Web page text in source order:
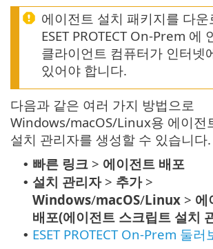
에이전트 설치 패키지를 다운
ESET PROTECT On-Prem 에
클라이언트 컴퓨터가 인터넷
있어야 합니다.
다음과 같은 여러 가지 방법으로
Windows/macOS/Linux용 에이전
설치 관리자를 생성할 수 있습니다.
• 빠른 링크 > 에이전트 배포
• 설치 관리자> 추가>
Windows/macOS/Linux > 에
배포(에이전트 스크립트 설치
• ESET PROTECT On-Prem 둘러